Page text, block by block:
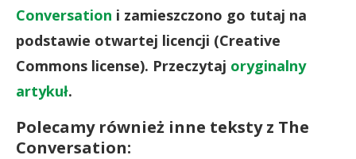
Conversation i zamieszczono go tutaj na
podstawie otwartej licencji (Creative
Commons license). Przeczytaj oryginalny
artykuł.
Polecamy również inne teksty z The
Conversation: